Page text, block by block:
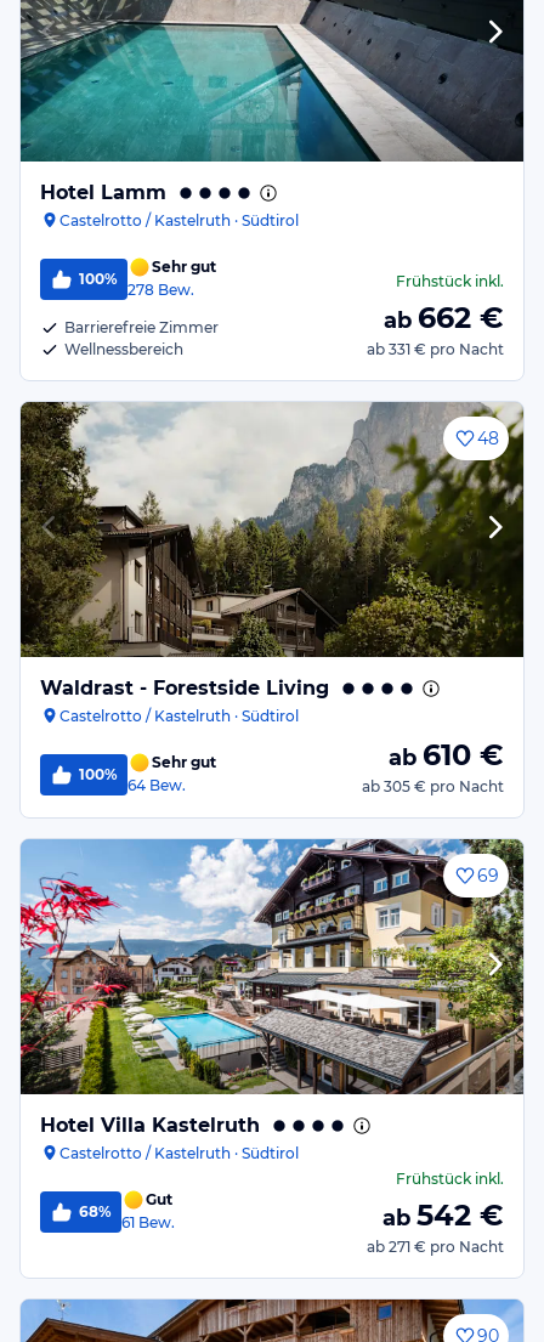
Hotel Lamm
Castelrotto / Kastelruth · Südtirol
100%
Sehr gut
278 Bew.
Barrierefreie Zimmer
Wellnessbereich
Frühstückinkl.
ab 662 €
ab 331 € pro Nacht
48
Waldrast - Forestside Living
Castelrotto / Kastelruth · Südtirol
100%
Sehr gut
64 Bew.
ab 610 €
ab 305 € pro Nacht
69
Hotel Villa Kastelruth
Castelrotto / Kastelruth · Südtirol
68%
Gut
61 Bew.
Frühstückinkl.
ab 542 €
ab 271 € pro Nacht
90